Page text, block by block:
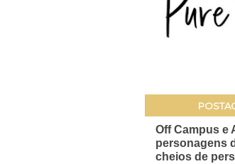
Off Campus e
personagens
cheios de